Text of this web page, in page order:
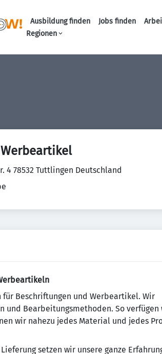
Ausbildung finden Jobs finden
Regionen
4 78532 Tuttlingen Deutschland
Beschriftungen und Werbeartikel. Wir
Bearbeitungsmethoden. So verfügen
wir nahezu jedes Material und jedes
setzen wir unsere ganze